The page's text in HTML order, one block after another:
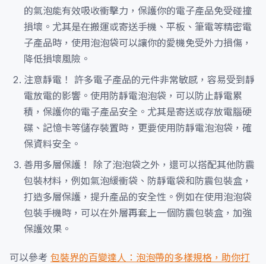
的氣泡能有效吸收衝擊力，保護你的電子產品免受碰撞
損壞。尤其是在搬運或寄送手機、平板、筆電等精密電
子產品時，使用泡泡袋可以讓你的愛機免受外力損傷，
降低損壞風險。
注意靜電！ 許多電子產品的元件非常敏感，容易受到靜
電放電的影響。使用防靜電泡泡袋，可以防止靜電累
積，保護你的電子產品安全。尤其是寄送或存放電腦硬
碟、記憶卡等儲存裝置時，更要使用防靜電泡泡袋，確
保資料安全。
善用多層保護！ 除了泡泡袋之外，還可以搭配其他防震
包裝材料，例如氣泡緩衝袋、防靜電袋和防震包裝盒，
打造多層保護，提升產品的安全性。例如在使用泡泡袋
包裝手機時，可以在外層再套上一個防震包裝盒，加強
保護效果。
可以參考 包裝界的百變達人：泡泡帶的多樣規格，助你打